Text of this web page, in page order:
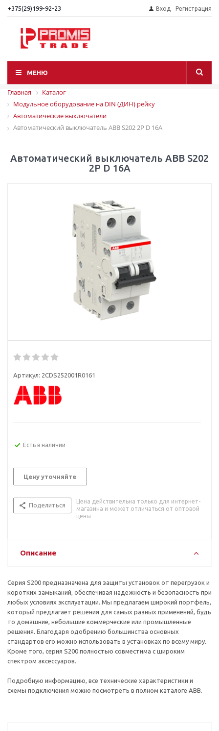
+375(29)199-92-23 Вход Регистрация
МЕНЮ
Главная
Каталог
Модульное оборудование на DIN (ДИН) рейку
Автоматические выключатели
Автоматический выключатель ABB S202 2P D 16A
Автоматический выключатель ABB S202
2P D 16A
Артикул: 2CDS252001R0161
Есть в наличии
Цену уточняйте
Поделиться
Цена действительна только для интернет-
магазина и может отличаться от оптовой
цены
Описание
Серия S200 предназначена для защиты установок от перегрузок и
коротких замыканий, обеспечивая надежность и безопасность при
любых условиях эксплуатации. Мы предлагаем широкий портфель,
который предлагает решения для самых разных применений, будь
то домашние, небольшие коммерческие или промышленные
решения. Благодаря одобрению большинства основных
стандартов его можно использовать в установках по всему миру.
Кроме того, серия S200 полностью совместима с широким
спектром аксессуаров.
Подробную информацию, все технические характеристики и
схемы подключения можно посмотреть в полном каталоге ABB.